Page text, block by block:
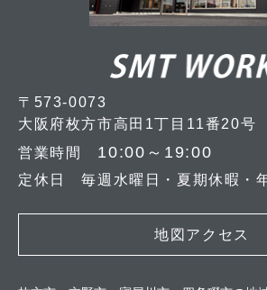
〒573-0073
大阪府枚方市高田1丁目11番20号
営業時間 10:00～19:00
定休日 毎週水曜日・夏期休暇・
地図アクセス